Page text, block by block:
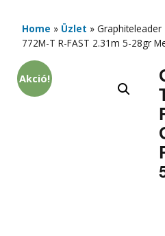
Home » Üzlet » Graphiteleader
772M-T R-FAST 2.31m 5-28gr
Akció!